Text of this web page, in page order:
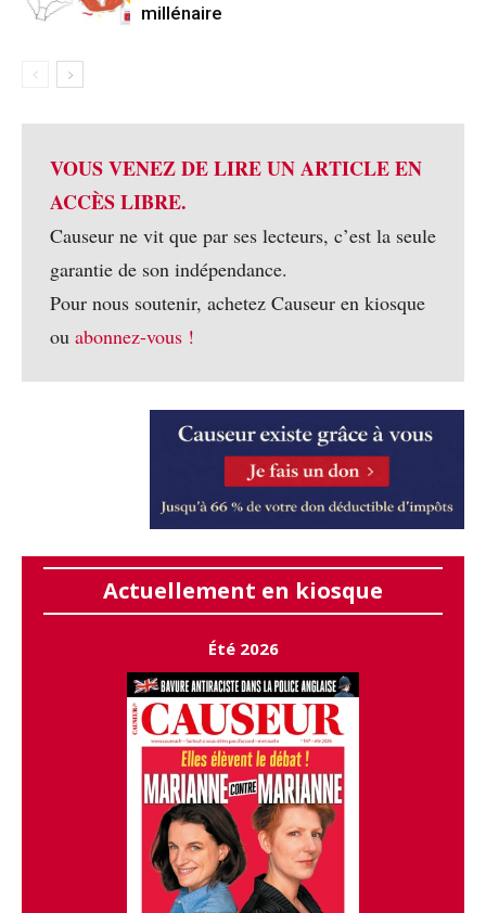
millénaire
VOUS VENEZ DE LIRE UN ARTICLE EN
ACCÈS LIBRE.
Causeur ne vit que par ses lecteurs, c’est la seule
garantie de son indépendance.
Pour nous soutenir, achetez Causeur en kiosque
ou abonnez-vous !
Actuellement en kiosque
Été 2026